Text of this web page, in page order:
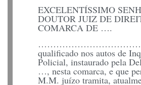
EXCELENTÍSSIMO
DOUTOR JUIZ DE
COMARCA DE ….
qualificado nos autos de
Policial, instaurado pela
…, nesta comarca, e que
M.M. juízo tramita,